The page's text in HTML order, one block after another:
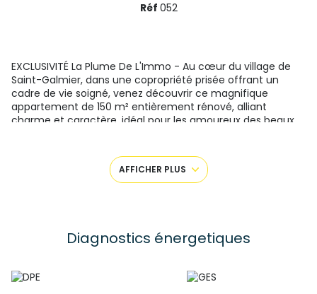
+6
Réf 052
EXCLUSIVITÉ La Plume De L'Immo - Au cœur du village de
Saint-Galmier, dans une copropriété prisée offrant un
cadre de vie soigné, venez découvrir ce magnifique
appartement de 150 m² entièrement rénové, alliant
charme et caractère, idéal pour les amoureux des beaux
lumière, offre une vue imprenable sur la Plaine du Forez, un
véritable tableau naturel à contempler chaque jour. Cet
espace convivial regroupe salon, séjour et cuisine, créant
bains (baignoire et douche) et dressing attenant,
chambre peut être aménagée selon les besoins, offrant
une flexibilité supplémentaire pour accueillir une famille
AFFICHER PLUS
Diagnostics énergetiques